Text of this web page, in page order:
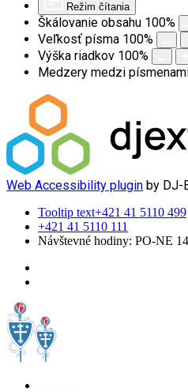
Režim čítania
Škálovanie obsahu 100%
Veľkosť písma 100%
Výška riadkov 100%
Medzery medzi
Web Accessibility plugin by DJ-
Tooltip text+421 41 5110 499
+421 41 5110 111
Návštevné hodiny: PO-NE